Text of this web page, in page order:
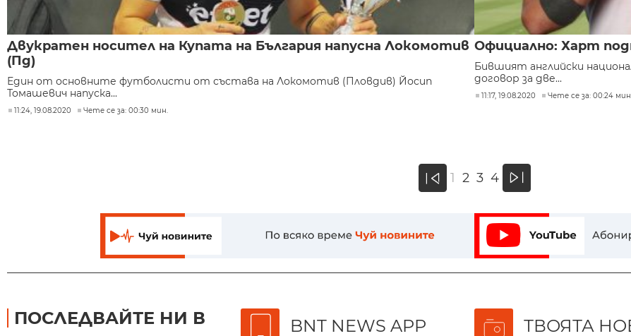
Двукратен носител на Купата на България напусна Локомотив
(Пд)
Един от основните футболисти от състава на Локомотив (Пловдив) Йосип
Томашевич напуска...
11:24, 19.08.2020 Чете се за: 00:30 мин.
Официално: Харт
Бившият английски
договор за две...
11:17, 19.08.2020 Чете се за: 00:24
« 1 2 3 4 »
ПОСЛЕДВАЙТЕ НИ В BNT NEWS APP ТВОЯТА